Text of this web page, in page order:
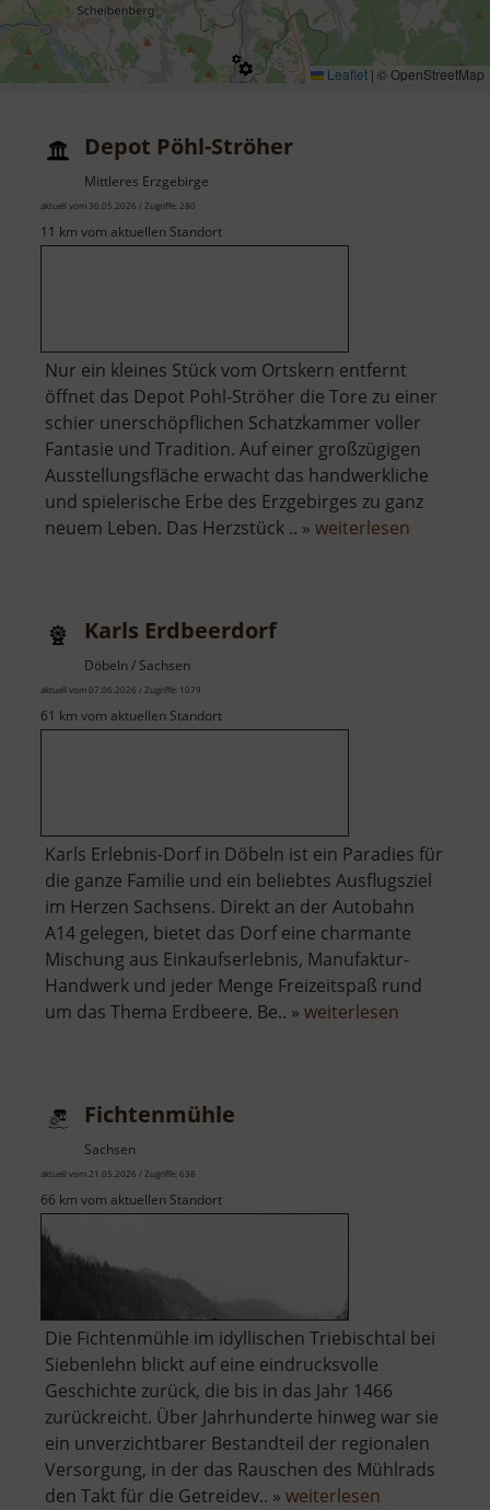
Leaflet | © OpenStreetMap
Depot Pöhl-Ströher
Mittleres Erzgebirge
aktuell vom 30.05.2026 / Zugriffe: 280
11 km vom aktuellen Standort
Nur ein kleines Stück vom Ortskern entfernt
öffnet das Depot Pohl-Ströher die Tore zu einer
schier unerschöpflichen Schatzkammer voller
Fantasie und Tradition. Auf einer großzügigen
Ausstellungsfläche erwacht das handwerkliche
und spielerische Erbe des Erzgebirges zu ganz
neuem Leben. Das Herzstück .. » weiterlesen
Karls Erdbeerdorf
Döbeln / Sachsen
aktuell vom 07.06.2026 / Zugriffe: 1079
61 km vom aktuellen Standort
Karls Erlebnis-Dorf in Döbeln ist ein Paradies für
die ganze Familie und ein beliebtes Ausflugsziel
im Herzen Sachsens. Direkt an der Autobahn
A14 gelegen, bietet das Dorf eine charmante
Mischung aus Einkaufserlebnis, Manufaktur-
Handwerk und jeder Menge Freizeitspaß rund
um das Thema Erdbeere. Be.. » weiterlesen
Fichtenmühle
Sachsen
aktuell vom 21.05.2026 / Zugriffe: 638
66 km vom aktuellen Standort
Die Fichtenmühle im idyllischen Triebischtal bei
Siebenlehn blickt auf eine eindrucksvolle
Geschichte zurück, die bis in das Jahr 1466
zurückreicht. Über Jahrhunderte hinweg war sie
ein unverzichtbarer Bestandteil der regionalen
Versorgung, in der das Rauschen des Mühlrads
den Takt für die Getreidev.. » weiterlesen